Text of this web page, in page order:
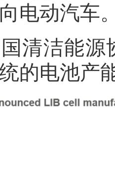
电动汽车
清洁能源
的电池产